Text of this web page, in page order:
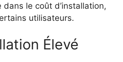
le coût d’installation,
utilisateurs.
Élevé